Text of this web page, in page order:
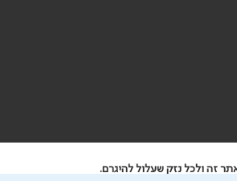
זה ולכל נזק שעלול להיגרם.